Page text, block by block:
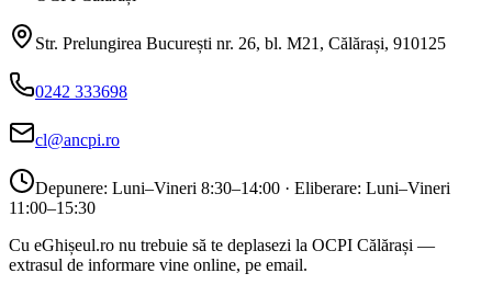
Str. Prelungirea București nr. 26, bl. M21, Călărași, 910125
0242 333698
cl@ancpi.ro
Depunere: Luni–Vineri 8:30–14:00 · Eliberare: Luni–Vineri
11:00–15:30
Cu eGhișeul.ro nu trebuie să te deplasezi la OCPI Călărași —
extrasul de informare vine online, pe email.